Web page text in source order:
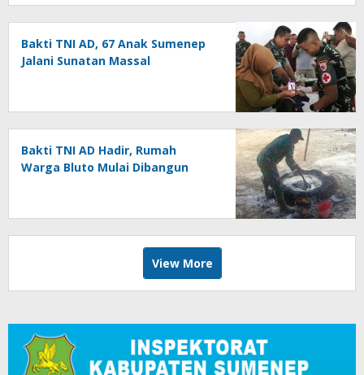
Bakti TNI AD, 67 Anak Sumenep
Jalani Sunatan Massal
Bakti TNI AD Hadir, Rumah
Warga Bluto Mulai Dibangun
View More